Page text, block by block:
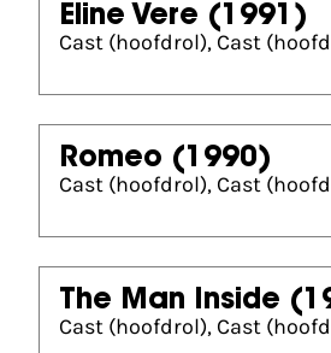
Eline Vere (1991)
Cast (hoofdrol), Cast
Romeo (1990)
Cast (hoofdrol), Cast
The Man Inside
Cast (hoofdrol), Cast